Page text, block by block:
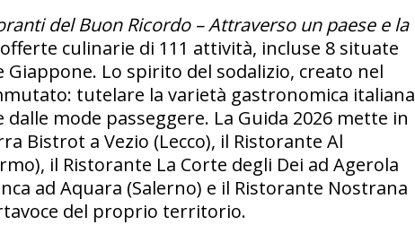
del Buon Ricordo – Attraverso un paese e la
culinarie di 111 attività, incluse 8 situate
Giappone. Lo spirito del sodalizio, creato nel
tutelare la varietà gastronomica italiana
mode passeggere. La Guida 2026 mette in
Bistrot a Vezio (Lecco), il Ristorante Al
il Ristorante La Corte degli Dei ad Agerola
ad Aquara (Salerno) e il Ristorante Nostrana
del proprio territorio.